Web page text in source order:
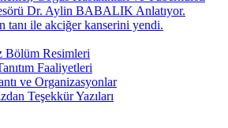
Dr. Aylin BABALIK Anlatıyor.
tanı ile akciğer kanserini yendi.
Bölüm Resimleri
Faaliyetleri
ve Organizasyonlar
Teşekkür Yazıları